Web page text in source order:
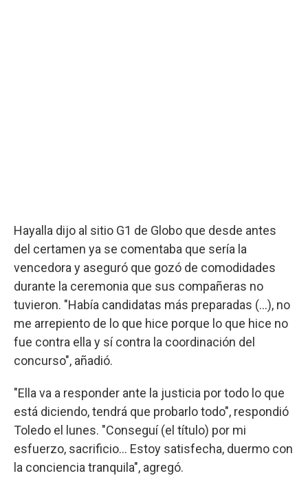
Hayalla dijo al sitio G1 de Globo que desde antes
del certamen ya se comentaba que sería la
vencedora y aseguró que gozó de comodidades
durante la ceremonia que sus compañeras no
tuvieron. "Había candidatas más preparadas (...), no
me arrepiento de lo que hice porque lo que hice no
fue contra ella y sí contra la coordinación del
concurso", añadió.
"Ella va a responder ante la justicia por todo lo que
está diciendo, tendrá que probarlo todo", respondió
Toledo el lunes. "Conseguí (el título) por mi
esfuerzo, sacrificio... Estoy satisfecha, duermo con
la conciencia tranquila", agregó.